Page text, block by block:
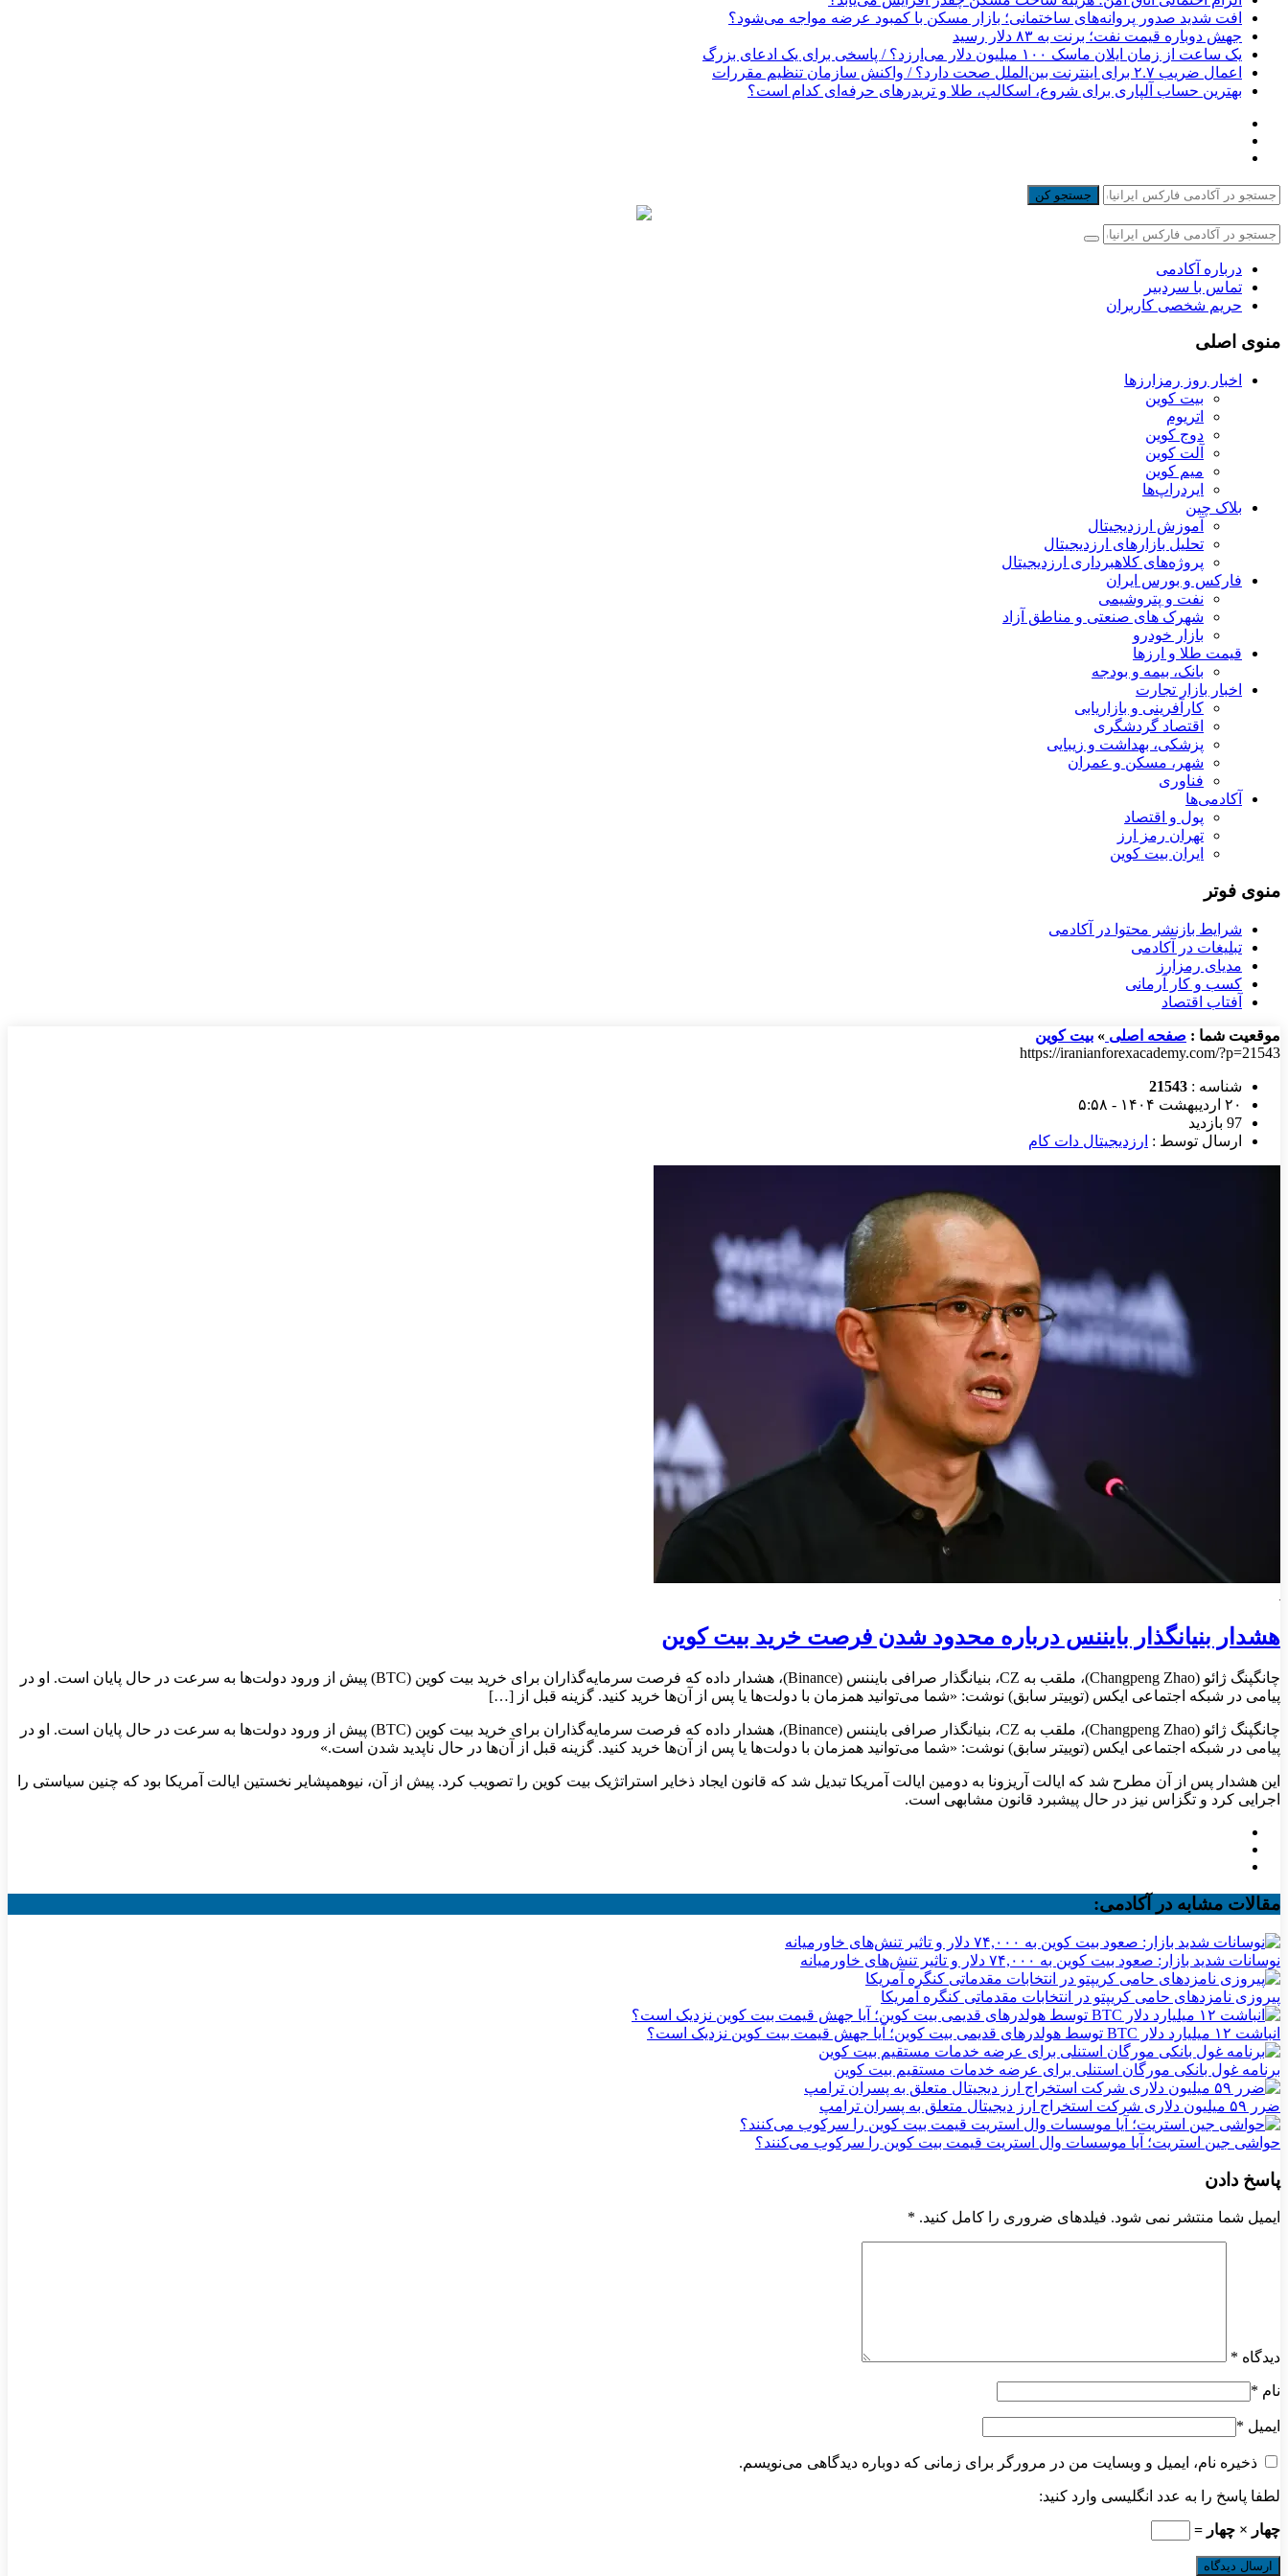
افت شدید صدور پروانه‌های ساختمانی؛ بازار مسکن با کمبود عرضه مواجه می‌شود؟
جهش دوباره قیمت نفت؛ برنت به ۸۳ دلار رسید
یک ساعت از زمان ایلان ماسک ۱۰۰ میلیون دلار می‌ارزد؟ / پاسخی برای یک ادعای بزرگ
اعمال ضریب ۲.۷ برای اینترنت بین‌الملل صحت دارد؟ / واکنش سازمان تنظیم مقررات
بهترین حساب آلپاری برای شروع، اسکالپ، طلا و تریدرهای حرفه‌ای کدام است؟
جستجو کن
درباره آکادمی
تماس با سردبیر
حریم شخصی کاربران
منوی اصلی
اخبار روز رمزارزها
بیت کوین
اتریوم
دوج کوین
آلت کوین
میم کوین‌
ایردراپ‌ها
بلاک چین
آموزش ارزدیجیتال
تحلیل بازارهای ارزدیجیتال
پروژه‌های کلاهبرداری ارزدیجیتال
فارکس و بورس ایران
نفت و پتروشیمی
شهرک های صنعتی و مناطق آزاد
بازار خودرو
قیمت طلا و ارزها
بانک، بیمه و بودجه
اخبار بازار تجارت
کارآفرینی و بازاریابی
اقتصاد گردشگری
پزشکی، بهداشت و زیبایی
شهر، مسکن و عمران
فناوری
آکادمی‌ها
پول و اقتصاد
تهران رمز ارز
ایران بیت کوین
منوی فوتر
شرایط بازنشر محتوا در آکادمی
تبلیغات در آکادمی
مدیای رمزارز
کسب و کار آرمانی
آفتاب اقتصاد
موقعیت شما : صفحه اصلی » بیت کوین
https://iranianforexacademy.com/?p=21543
شناسه : 21543
۲۰ اردیبهشت ۱۴۰۴ - ۵:۵۸
97 بازدید
ارسال توسط : ارزدیجیتال دات کام
هشدار بنیانگذار بایننس درباره محدود شدن فرصت خرید بیت کوین
چانگپنگ ژائو (Changpeng Zhao)، ملقب به CZ، بنیانگذار صرافی بایننس (Binance)، هشدار داده که فرصت سرمایه‌گذاران برای خرید بیت کوین (BTC) پیش از ورود دولت‌ها به سرعت در حال پایان است. او در
پیامی در شبکه اجتماعی ایکس (توییتر سابق) نوشت: «شما می‌توانید همزمان با دولت‌ها یا پس از آن‌ها خرید کنید. گزینه قبل از […]
چانگپنگ ژائو (Changpeng Zhao)، ملقب به CZ، بنیانگذار صرافی بایننس (Binance)، هشدار داده که فرصت سرمایه‌گذاران برای خرید بیت کوین (BTC) پیش از ورود دولت‌ها به سرعت در حال پایان است. او در
پیامی در شبکه اجتماعی ایکس (توییتر سابق) نوشت: «شما می‌توانید همزمان با دولت‌ها یا پس از آن‌ها خرید کنید. گزینه قبل از آن‌ها در حال ناپدید شدن است.»
این هشدار پس از آن مطرح شد که ایالت آریزونا به دومین ایالت آمریکا تبدیل شد که قانون ایجاد ذخایر استراتژیک بیت کوین را تصویب کرد. پیش از آن، نیوهمپشایر نخستین ایالت آمریکا بود که چنین سیاستی را
اجرایی کرد و تگزاس نیز در حال پیشبرد قانون مشابهی است.
مقالات مشابه در آکادمی:
نوسانات شدید بازار: صعود بیت کوین به ۷۴,۰۰۰ دلار و تاثیر تنش‌های خاورمیانه
پیروزی نامزدهای حامی کریپتو در انتخابات مقدماتی کنگره آمریکا
انباشت ۱۲ میلیارد دلار BTC توسط هولدرهای قدیمی بیت کوین؛ آیا جهش قیمت بیت کوین نزدیک است؟
برنامه غول بانکی مورگان استنلی برای عرضه خدمات مستقیم بیت کوین
ضرر ۵۹ میلیون دلاری شرکت استخراج ارز دیجیتال متعلق به پسران ترامپ
حواشی جین استریت؛ آیا موسسات وال استریت قیمت بیت کوین را سرکوب می‌کنند؟
پاسخ دادن
ایمیل شما منتشر نمی شود. فیلدهای ضروری را کامل کنید. *
دیدگاه *
نام *
ایمیل *
ذخیره نام، ایمیل و وبسایت من در مرورگر برای زمانی که دوباره دیدگاهی می‌نویسم.
لطفا پاسخ را به عدد انگلیسی وارد کنید:
چهار × چهار =